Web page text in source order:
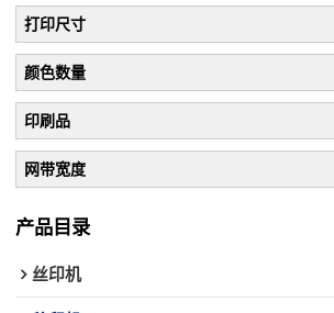
打印尺寸
颜色数量
印刷品
网带宽度
产品目录
丝印机